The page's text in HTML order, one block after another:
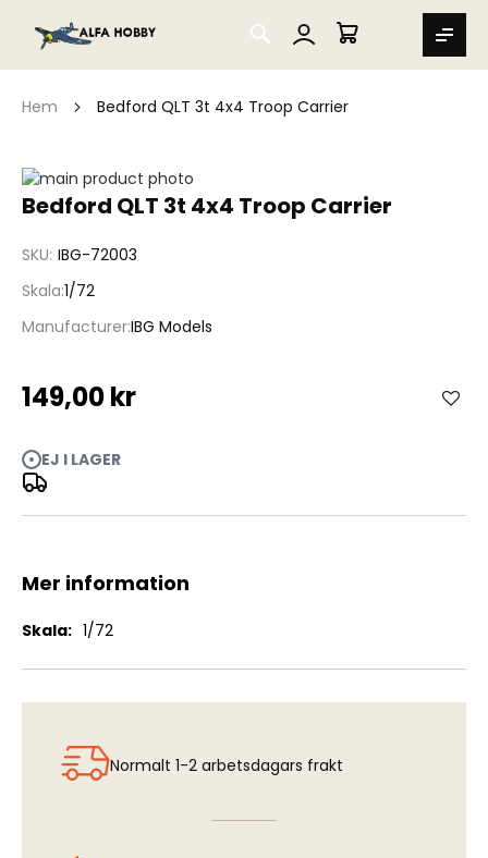
SEARCH
MIN VARUKORG
Hem Bedford QLT 3t 4x4 Troop Carrier
Bedford QLT 3t 4x4 Troop Carrier
SKU IBG-72003
Skala 1/72
ManufacturerIBG Models
149,00 kr
EJ I LAGER
Hoppa
till
bildgalleriet
Hoppa
av
bildgalleriet
Mer information
Mer
1/72
Normalt 1-2 arbetsdagars frakt